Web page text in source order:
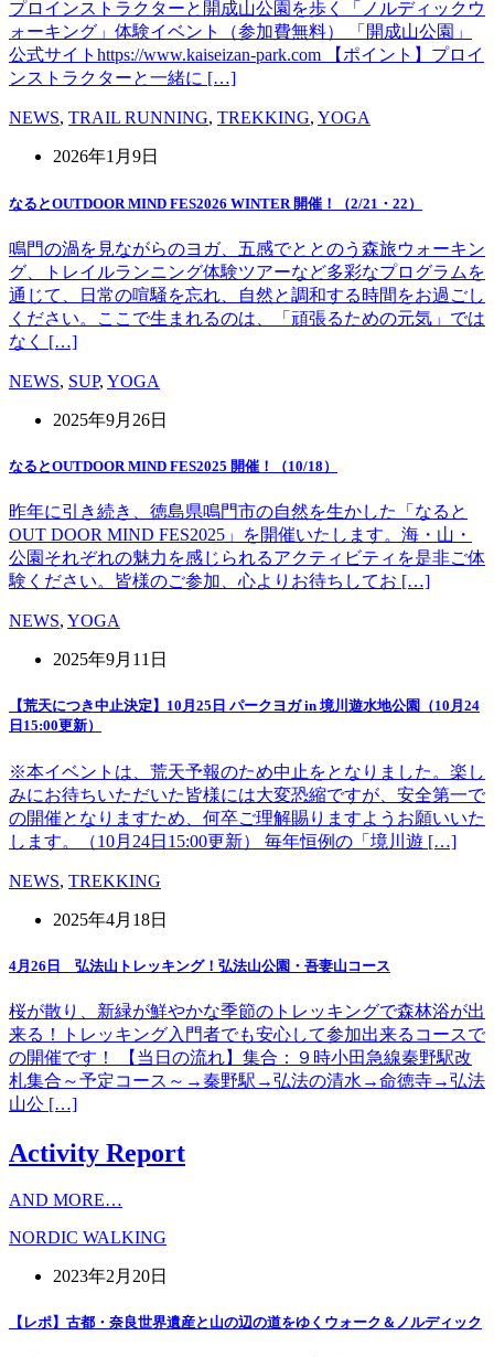
プロインストラクターと開成山公園を歩く「ノルディックウ
ォーキング」体験イベント（参加費無料） 「開成山公園」
公式サイトhttps://www.kaiseizan-park.com 【ポイント】プロイ
ンストラクターと一緒に […]
NEWS, TRAIL RUNNING, TREKKING, YOGA
2026年1月9日
なるとOUTDOOR MIND FES2026 WINTER 開催！（2/21・22）
鳴門の渦を見ながらのヨガ、五感でととのう森旅ウォーキン
グ、トレイルランニング体験ツアーなど多彩なプログラムを
通じて、日常の喧騒を忘れ、自然と調和する時間をお過ごし
ください。ここで生まれるのは、「頑張るための元気」では
なく […]
NEWS, SUP, YOGA
2025年9月26日
なるとOUTDOOR MIND FES2025 開催！（10/18）
昨年に引き続き、徳島県鳴門市の自然を生かした「なると
OUT DOOR MIND FES2025」を開催いたします。海・山・
公園それぞれの魅力を感じられるアクティビティを是非ご体
験ください。皆様のご参加、心よりお待ちしてお […]
NEWS, YOGA
2025年9月11日
【荒天につき中止決定】10月25日 パークヨガ in 境川遊水地公園（10月24
日15:00更新）
※本イベントは、荒天予報のため中止をとなりました。楽し
みにお待ちいただいた皆様には大変恐縮ですが、安全第一で
の開催となりますため、何卒ご理解賜りますようお願いいた
します。（10月24日15:00更新） 毎年恒例の「境川遊 […]
NEWS, TREKKING
2025年4月18日
4月26日 弘法山トレッキング！弘法山公園・吾妻山コース
桜が散り、新緑が鮮やかな季節のトレッキングで森林浴が出
来る！トレッキング入門者でも安心して参加出来るコースで
の開催です！ 【当日の流れ】集合：９時小田急線秦野駅改
札集合～予定コース～→秦野駅→弘法の清水→命徳寺→弘法
山公 […]
Activity Report
AND MORE…
NORDIC WALKING
2023年2月20日
【レポ】古都・奈良世界遺産と山の辺の道をゆくウォーク＆ノルディック